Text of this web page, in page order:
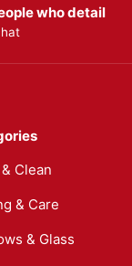
who detail
Clean
& Care
& Glass